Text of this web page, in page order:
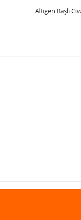
Altıgen Başlı